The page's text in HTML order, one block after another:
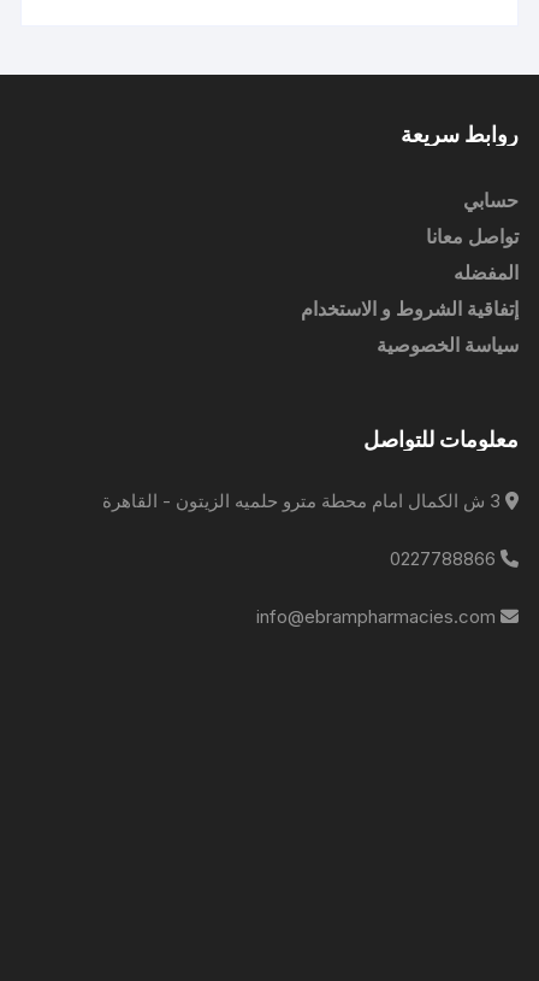
روابط سريعة
حسابي
تواصل معانا
المفضله
إتفاقية الشروط و الاستخدام
سياسة الخصوصية
معلومات للتواصل